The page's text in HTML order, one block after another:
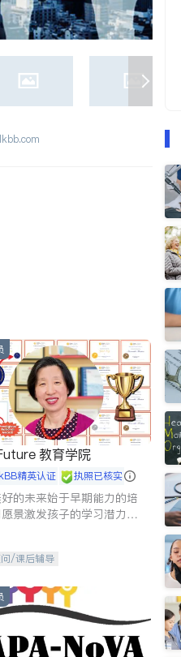
教育学院
精英认证 执照已核实
的未来始于早期能力的培
景激发孩子的学习潜力和
/课后辅导